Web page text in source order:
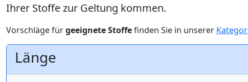
Ihrer Stoffe zur Geltung kommen.
Vorschläge fürgeeignete Stoffefinden Sie in unserer
Länge